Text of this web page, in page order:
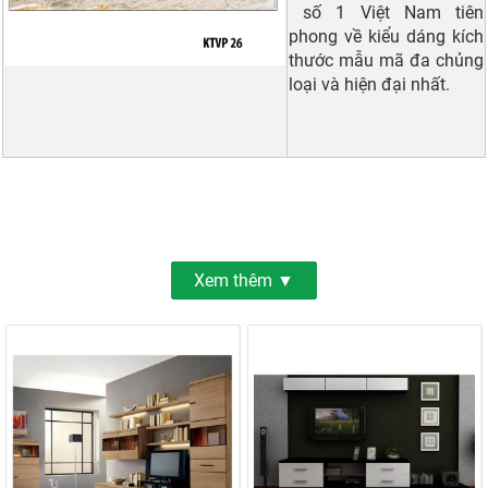
số 1 Việt Nam tiên
phong về kiểu dáng kích
thước mẫu mã đa chủng
loại và hiện đại nhất.
Xem thêm ▼